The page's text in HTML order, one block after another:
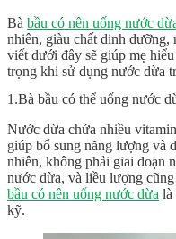
Bà bầu có nên uống nước
nhiên, giàu chất dinh
viết dưới đây sẽ giúp mẹ
trọng khi sử dụng nước dừa
1.Bà bầu có thể uống nước
Nước dừa chứa nhiều
giúp bổ sung năng lượng và
nhiên, không phải giai đoạn
nước dừa, và liều lượng
bầu có nên uống nước dừa là
kỹ.